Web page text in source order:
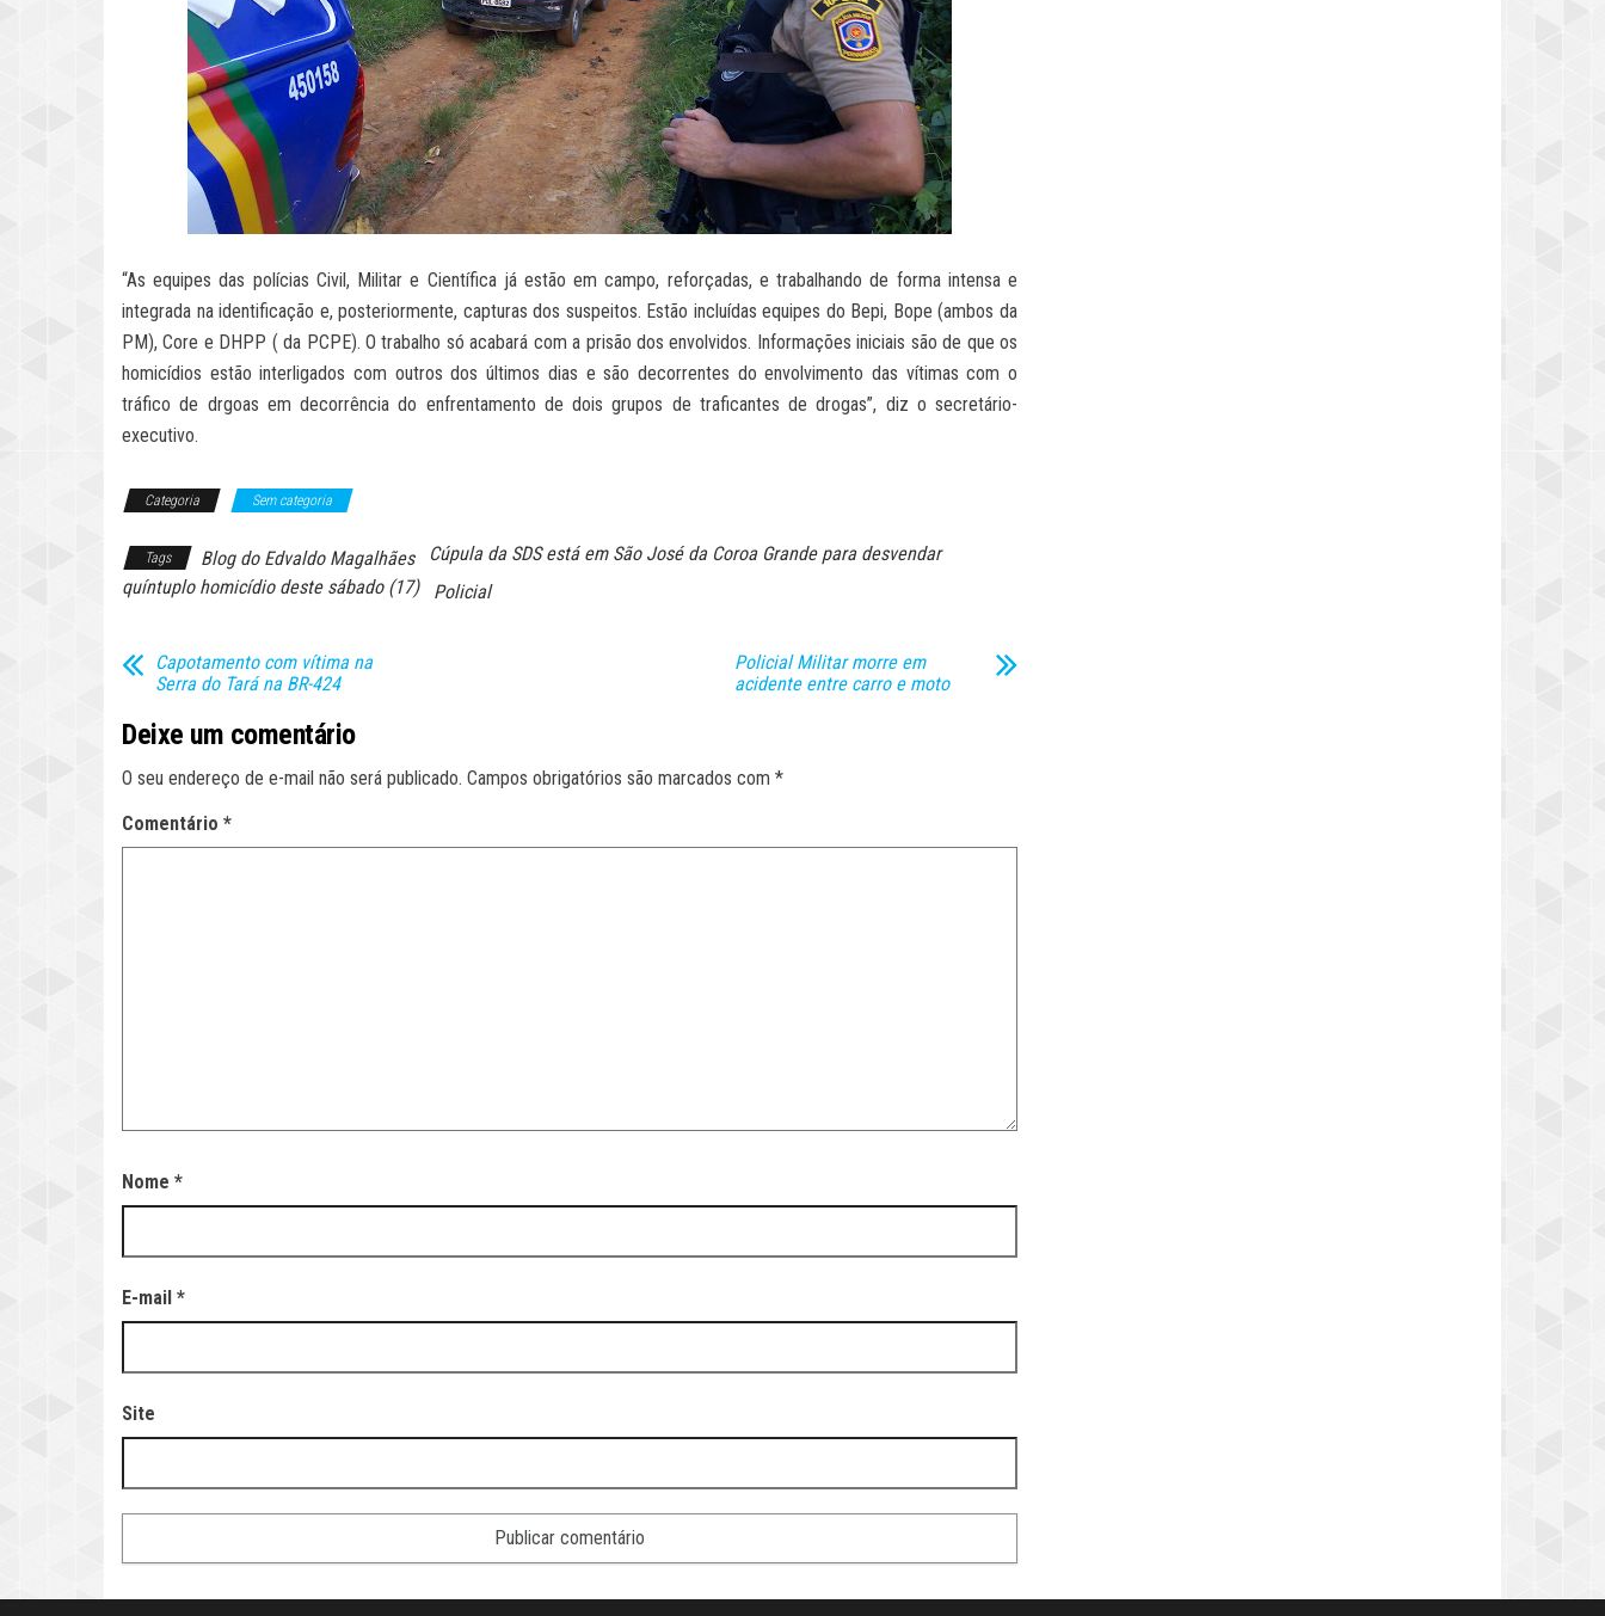
“As equipes das polícias Civil, Militar e Científica já estão em campo, reforçadas, e trabalhando de forma intensa e
integrada na identificação e, posteriormente, capturas dos suspeitos. Estão incluídas equipes do Bepi, Bope (ambos da
PM), Core e DHPP ( da PCPE). O trabalho só acabará com a prisão dos envolvidos. Informações iniciais são de que os
homicídios estão interligados com outros dos últimos dias e são decorrentes do envolvimento das vítimas com o
tráfico de drgoas em decorrência do enfrentamento de dois grupos de traficantes de drogas”, diz o secretário-
executivo.
Categoria Sem categoria
Tags Blog do Edvaldo Magalhães
Cúpula da SDS está em São José da Coroa Grande para desvendar
quíntuplo homicídio deste sábado (17)
Policial
Capotamento com vítima na
Serra do Tará na BR-424
Policial Militar morre em
acidente entre carro e moto
Deixe um comentário
O seu endereço de e-mail não será publicado. Campos obrigatórios são marcados com *
Comentário *
Nome *
E-mail *
Site